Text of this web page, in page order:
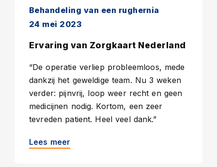
Behandeling van een rughernia
24 mei 2023
Ervaring van Zorgkaart Nederland
“De operatie verliep probleemloos, mede
dankzij het geweldige team. Nu 3 weken
verder: pijnvrij, loop weer recht en geen
medicijnen nodig. Kortom, een zeer
tevreden patient. Heel veel dank.”
Lees meer